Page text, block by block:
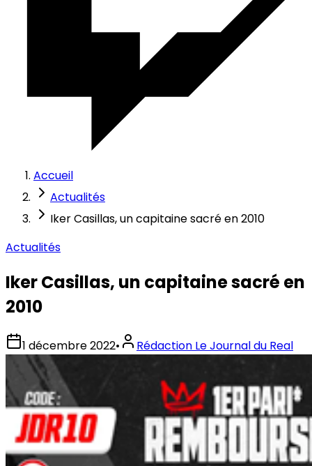
Accueil
Actualités
Iker Casillas, un capitaine sacré en 2010
Actualités
Iker Casillas, un capitaine sacré en
2010
1 décembre 2022• Rédaction Le Journal du Real